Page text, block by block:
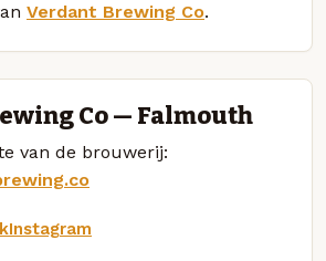
Verdant Brewing Co.
Co — Falmouth
van de brouwerij:
Instagram